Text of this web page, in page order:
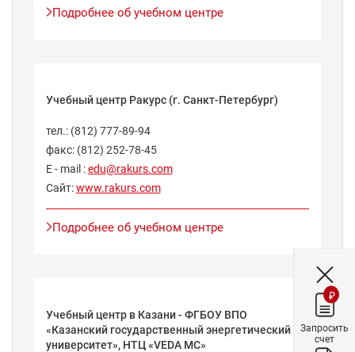
Подробнее об учебном центре
Учебный центр Ракурс (г. Санкт-Петербург)
тел.: (812) 777-89-94
факс: (812) 252-78-45
E - mail :edu@rakurs.com
Сайт:www.rakurs.com
Подробнее об учебном центре
Учебный центр в Казани - ФГБОУ ВПО
«Казанский государственный энергетический
университет», НТЦ «VEDA MC»
₽
Запросить
счет